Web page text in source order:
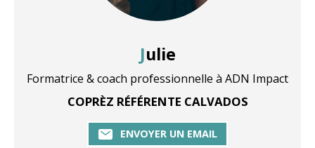
Julie
Formatrice & coach professionnelle à ADN Impact
COPRÈZ RÉFÉRENTE CALVADOS
ENVOYER UN EMAIL